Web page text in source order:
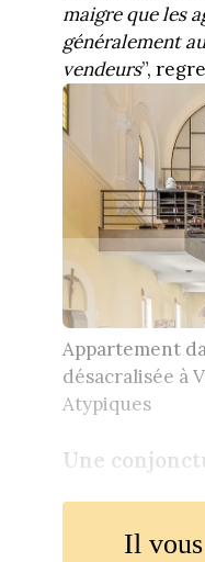
maigre que les
généralement
vendeurs”,
Appartement
désacralisée à
Atypiques
Une
Il